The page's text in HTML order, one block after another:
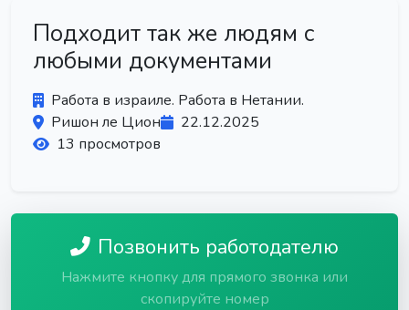
Подходит так же людям с
любыми документами
Работа в израиле. Работа в Нетании.
Ришон ле Цион
22.12.2025
13 просмотров
Позвонить работодателю
Нажмите кнопку для прямого звонка или
скопируйте номер